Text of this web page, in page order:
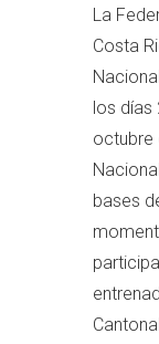
La
Costa
los días
octubre
bases